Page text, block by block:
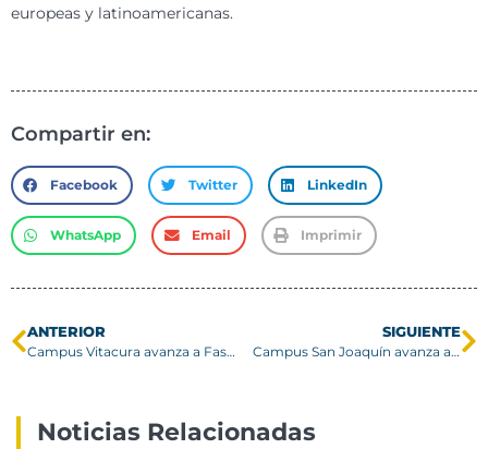
europeas y latinoamericanas.
Compartir en:
Facebook Twitter LinkedIn
WhatsApp Email Imprimir
ANTERIOR
Campus Vitacura avanza a Fase III USM
SIGUIENTE
Campus San Joaquín avanza a Fase III USM
Noticias Relacionadas